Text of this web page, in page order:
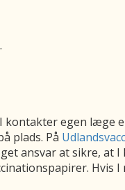
kontakter egen læge
plads. På
ansvar at sikre, at
Hvis I